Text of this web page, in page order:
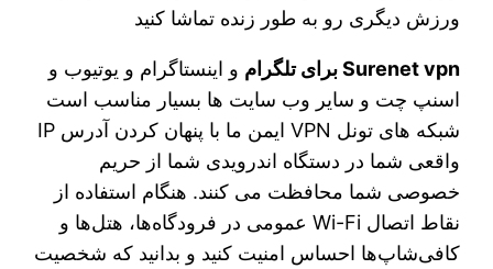
ورزش دیگری رو به طور زنده تماشا کنید
Surenet vpn برای تلگرام
و اینستاگرام و یوتیوب و
اسنپ چت و سایر وب سایت ها بسیار مناسب است
شبکه های تونل VPN ایمن ما با پنهان کردن آدرس IP
واقعی شما در دستگاه اندرویدی شما از حریم
خصوصی شما محافظت می کنند. هنگام استفاده از
نقاط اتصال Wi-Fi عمومی در فرودگاه‌ها، هتل‌ها و
کافی‌شاپ‌ها احساس امنیت کنید و بدانید که شخصیت